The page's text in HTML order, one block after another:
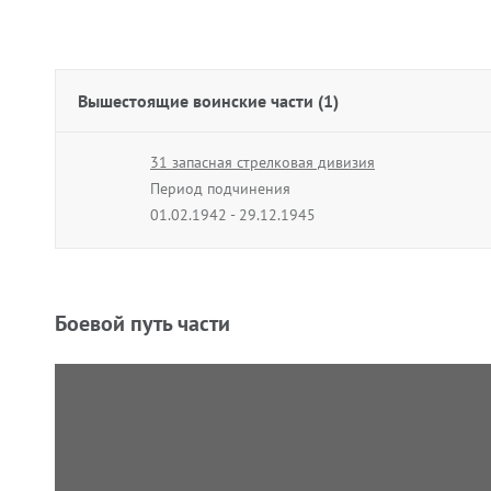
Вышестоящие воинские части (1)
31 запасная стрелковая дивизия
Период подчинения
01.02.1942 - 29.12.1945
Боевой путь части